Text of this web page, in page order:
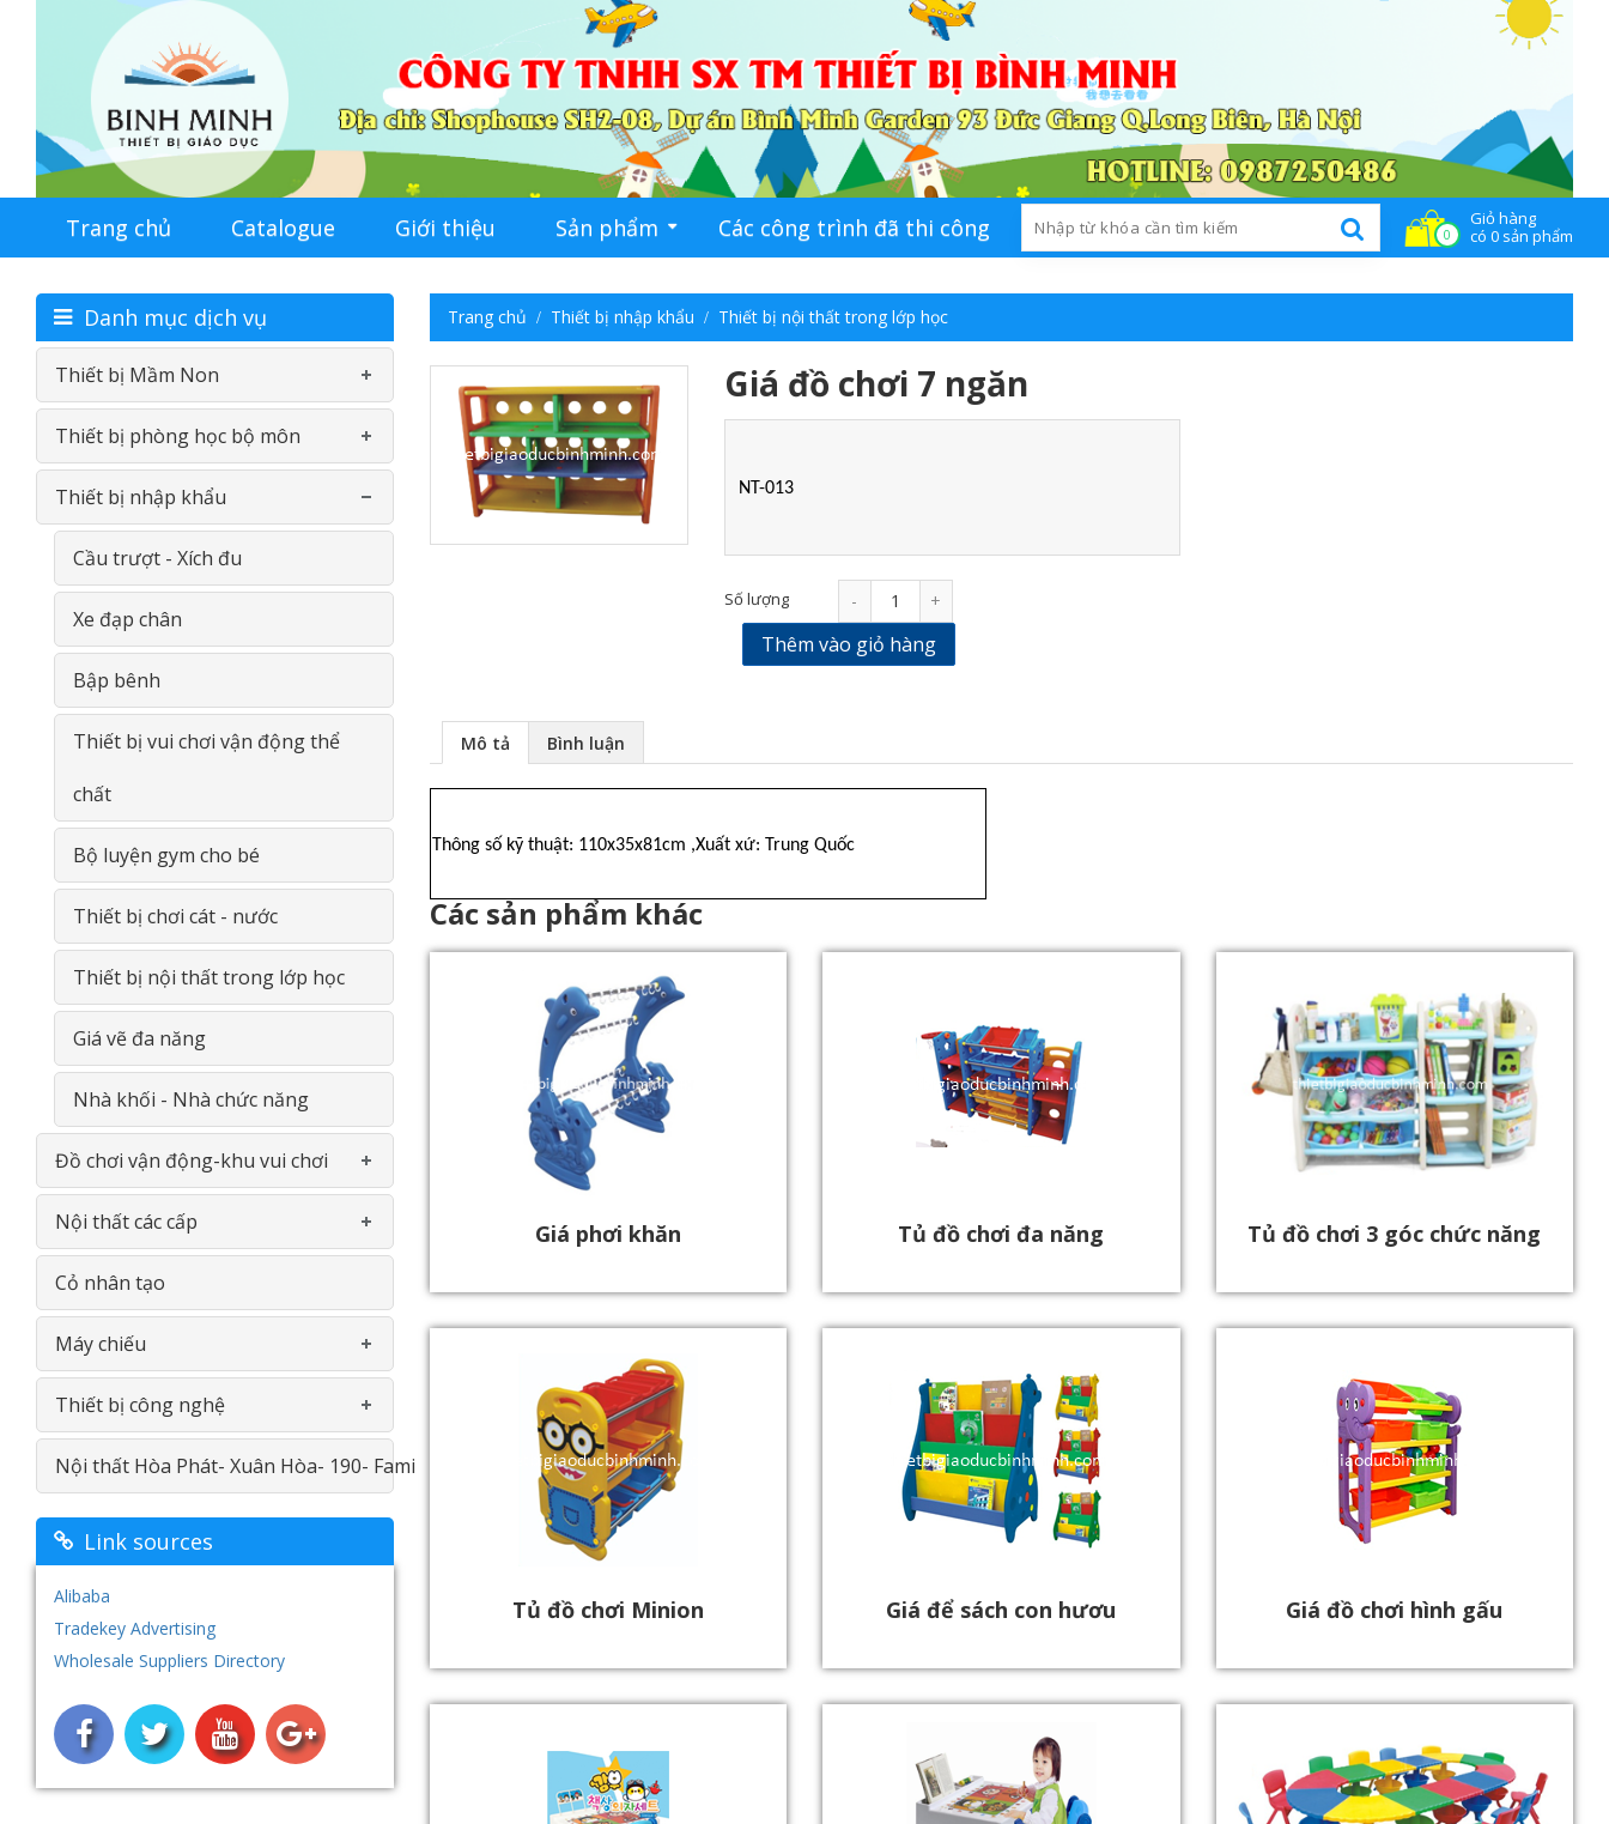
Trang chủ Catalogue Giới thiệu Sản phẩm Các công trình đã thi công Tin tức Liên hệ 0
Giỏ hàng
có 0 sản phẩm
Trang chủ Thiết bị nhập khẩu Thiết bị nội thất trong lớp học
Giá đồ chơi 7 ngăn
NT-013
Số lượng - +
Thêm vào giỏ hàng
Mô tả Bình luận
Thông số kỹ thuật: 110x35x81cm ,Xuất xứ: Trung Quốc
Các sản phẩm khác
Giá phơi khăn Tủ đồ chơi đa năng Tủ đồ chơi 3 góc chức năng
Tủ đồ chơi Minion Giá để sách con hươu Giá đồ chơi hình gấu
Danh mục dịch vụ
Thiết bị Mầm Non
Bàn-Ghế mầm non
Đồ chơi nhựa theo thông tư
Phản Gỗ- Giường lưới
Đồ chơi thông minh gỗ
Giá- Kệ- Tủ- GỖ
Thiết bị phòng học bộ môn
Phòng học ngoại ngữ
Phòng học bộ môn Vật Lý
Phòng học bộ môn Sinh Học
Phòng học đa năng
Thiết bị Tiểu học
Thiết bị THCS
Thiết bị THPT
Thiết bị nhập khẩu
Cầu trượt - Xích đu
Xe đạp chân
Bập bênh
Thiết bị vui chơi vận động thể
chất
Bộ luyện gym cho bé
Thiết bị chơi cát - nước
Thiết bị nội thất trong lớp học
Giá vẽ đa năng
Nhà khối - Nhà chức năng
Đồ chơi vận động-khu vui chơi
Khu liên hoàn
Thể chât đa năng
Bập bênh- Thú nhún
Thiết bị vận động
Linh kiện
Đồ chơi ngoài trời
Nội thất các cấp
Gía- Kệ - Thiết bị nhà bếp- INOX
Bàn ghế
Bảng
Nội thât thư viện
Giường tầng
Tủ- Giá- Kệ - Sắt
Nội thất nhựa
Cỏ nhân tạo
Máy chiếu
Máy chiếu Viewsonic
Máy chiếu Optoma
Máy chiếu Vivitek
Máy chiếu vật thể Aver
Thiết bị công nghệ
Máy in
Màn hình cảm ứng
Hệ thống âm thanh- loa đài
Hệ thống máy tính - Phần mềm
học ngoại ngữ- Tai nghe
Nội thất Hòa Phát- Xuân Hòa- 190- Fami
Link sources
Alibaba
Tradekey Advertising
Wholesale Suppliers Directory